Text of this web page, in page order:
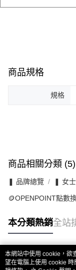
商品規格
規格
商品相關分類 (5)
❚ 品牌總覽 ❚ 女
🪙OPENPOINT點數
本分類熱銷全站
熱門標籤
本網站中使用 cookie，欲
望在電腦上使用 cookie